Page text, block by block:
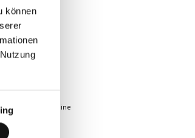
können
Sie bieten eine